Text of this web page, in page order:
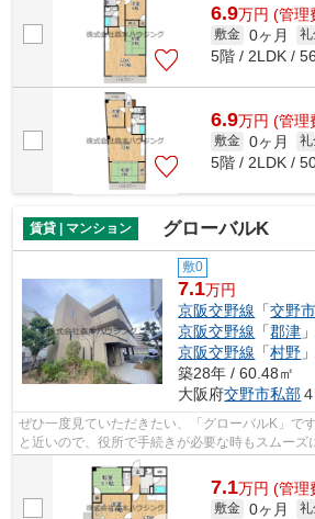
6.9万円 (管理
敷金 0ヶ月
5階 / 2LDK /
6.9万円 (管理
敷金 0ヶ月
5階 / 2LDK /
賃貸 | マンション グローバルK
敷0
7.1万円
京阪交野線 「交野市
京阪交野線 「郡津
京阪交野線 「村野
築28年 / 60.48㎡
大阪府交野市私部
ぜひ一度見ていただきたい、「グローバルK」で
と近いので、役所で手続きが必要な時もスムー
にするために、遠くまで行かずに済むゴ...
7.1万円 (管理
敷金 0ヶ月